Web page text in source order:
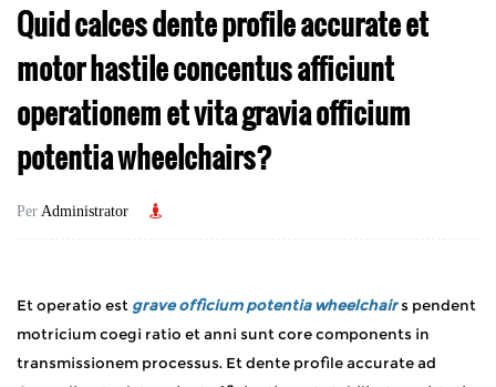
Quid calces dente profile accurate et
motor hastile concentus afficiunt
operationem et vita gravia officium
potentia wheelchairs?
Per Administrator
Et operatio est grave officium potentia wheelchairs pendent
motricium coegi ratio et anni sunt core components in
transmissionem processus. Et dente profile accurate ad